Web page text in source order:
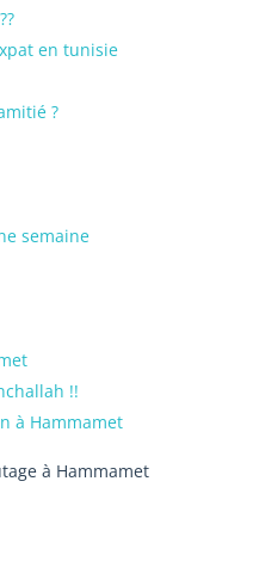
en tunisie
?
semaine
!!
à Hammamet
à Hammamet